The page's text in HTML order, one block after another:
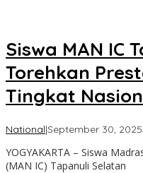
Siswa MAN IC
Torehkan
Tingkat
National|September 30, 2025
YOGYAKARTA – Siswa
(MAN IC) Tapanuli Selatan